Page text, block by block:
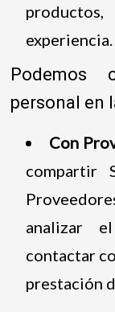
experiencia.
Podemos
personal en
Con
compartir
analizar
contactar
prestación